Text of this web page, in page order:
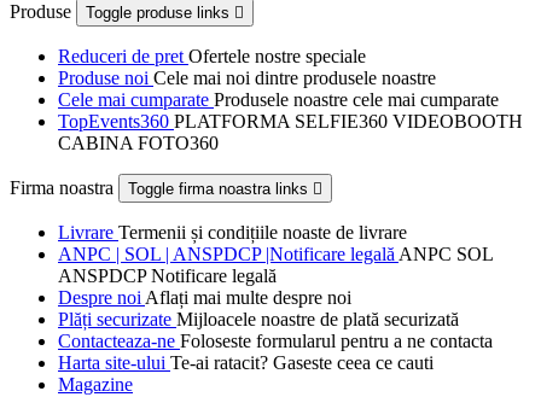
Produse Toggle produse links 
Reduceri de pret Ofertele nostre speciale
Produse noi Cele mai noi dintre produsele noastre
Cele mai cumparate Produsele noastre cele mai cumparate
TopEvents360 PLATFORMA SELFIE360 VIDEOBOOTH
CABINA FOTO360
Firma noastra Toggle firma noastra links 
Livrare Termenii și condițiile noaste de livrare
ANPC | SOL | ANSPDCP |Notificare legală ANPC SOL
ANSPDCP Notificare legală
Despre noi Aflați mai multe despre noi
Plăți securizate Mijloacele noastre de plată securizată
Contacteaza-ne Foloseste formularul pentru a ne contacta
Harta site-ului Te-ai ratacit? Gaseste ceea ce cauti
Magazine